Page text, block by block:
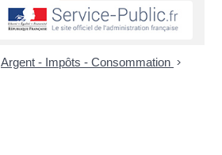
Argent - Impôts - Consommation >